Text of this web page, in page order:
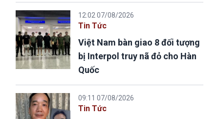
12:02 07/08/2026
Tin Tức
Việt Nam bàn giao 8 đối tượng
bị Interpol truy nã đỏ cho Hàn
Quốc
09:11 07/08/2026
Tin Tức